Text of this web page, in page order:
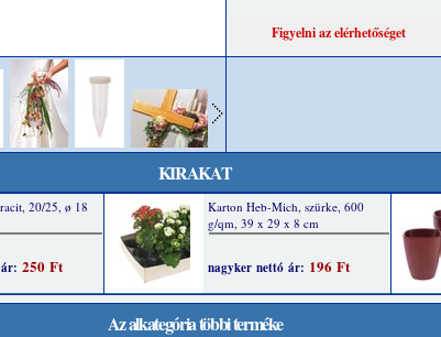
KIRAKAT
Az alkategória többi terméke